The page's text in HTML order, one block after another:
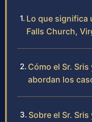
Lo que significa
Falls Church,
Cómo el Sr.
abordan los
Sobre el Sr.